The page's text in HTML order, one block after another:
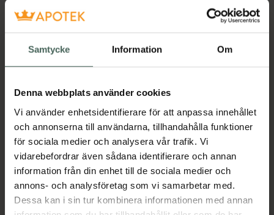
Samtycke Information Om
Denna webbplats använder cookies
Vi använder enhetsidentifierare för att anpassa innehållet
och annonserna till användarna, tillhandahålla funktioner
för sociala medier och analysera vår trafik. Vi
vidarebefordrar även sådana identifierare och annan
information från din enhet till de sociala medier och
annons- och analysföretag som vi samarbetar med.
Dessa kan i sin tur kombinera informationen med annan
sammansättning av natrium, kalium, kalcium
och magnesium från naturligt havssalt, samt
kokosvattenextrakt, hjälper Matter’s
Everyday Electrolytes din kropp att återfukta
sig på bästa sätt. Oavsett om du tränar,
boost av elektrolyter, är detta din perfekta
följeslagare.Dessutom innehåller blandningen
marint kollagen, C-vitamin, hyaluronsyra och
biotin – kraftfulla ingredienser som bland
annat stärker hår, hud och naglar. För en extra
hälsofördel är den även berikad med
äppelcidervinäger och inulin från
cikoriarot.Naturligt smaksatt, utan
konstgjorda sötningsmedel eller tillsatser.